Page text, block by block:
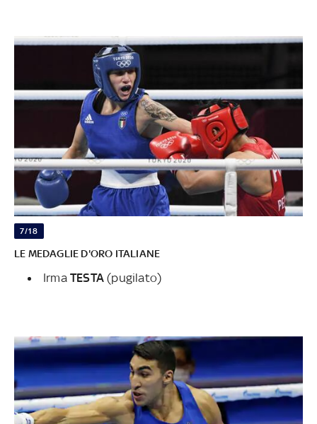
7/18
LE MEDAGLIE D'ORO ITALIANE
Irma TESTA(pugilato)